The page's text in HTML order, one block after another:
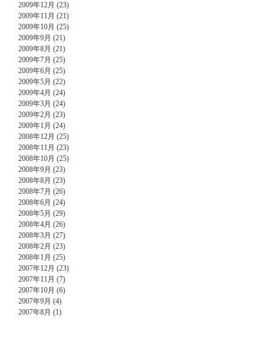
2009年12月 (23)
2009年11月 (21)
2009年10月 (25)
2009年9月 (21)
2009年8月 (21)
2009年7月 (25)
2009年6月 (25)
2009年5月 (22)
2009年4月 (24)
2009年3月 (24)
2009年2月 (23)
2009年1月 (24)
2008年12月 (25)
2008年11月 (23)
2008年10月 (25)
2008年9月 (23)
2008年8月 (23)
2008年7月 (26)
2008年6月 (24)
2008年5月 (29)
2008年4月 (26)
2008年3月 (27)
2008年2月 (23)
2008年1月 (25)
2007年12月 (23)
2007年11月 (7)
2007年10月 (6)
2007年9月 (4)
2007年8月 (1)